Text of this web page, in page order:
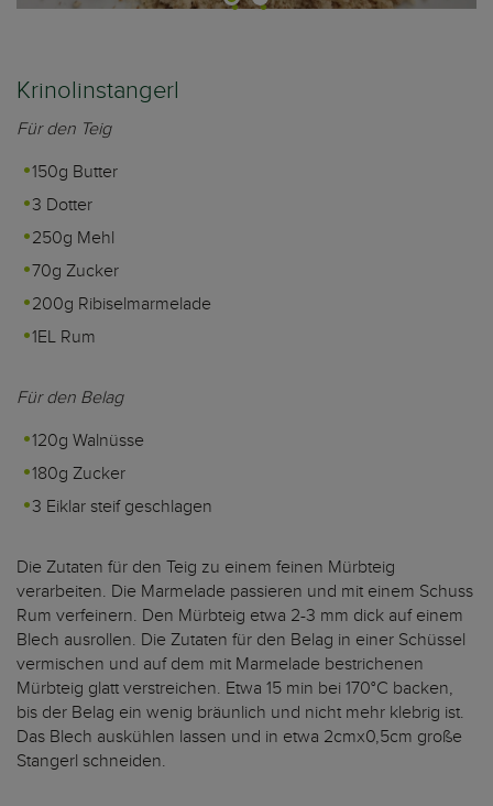
Krinolinstangerl
Für den Teig
150g Butter
3 Dotter
250g Mehl
70g Zucker
200g Ribiselmarmelade
1EL Rum
Für den Belag
120g Walnüsse
180g Zucker
3 Eiklar steif geschlagen
Die Zutaten für den Teig zu einem feinen Mürbteig
verarbeiten. Die Marmelade passieren und mit einem Schuss
Rum verfeinern. Den Mürbteig etwa 2-3 mm dick auf einem
Blech ausrollen. Die Zutaten für den Belag in einer Schüssel
vermischen und auf dem mit Marmelade bestrichenen
Mürbteig glatt verstreichen. Etwa 15 min bei 170°C backen,
bis der Belag ein wenig bräunlich und nicht mehr klebrig ist.
Das Blech auskühlen lassen und in etwa 2cmx0,5cm große
Stangerl schneiden.